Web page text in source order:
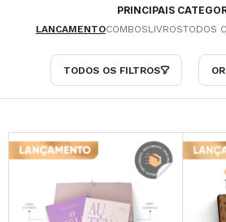
PRINCIPAIS
LANCAMENTOCOMBOSLIVROSTODOS
TODOS OS FILTROS